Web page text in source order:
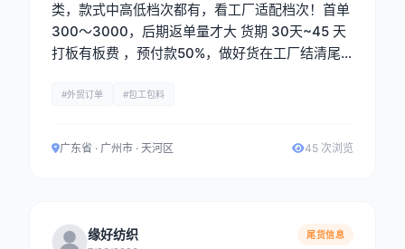
类，款式中高低档次都有，看工厂适配档次！首单
300～3000，后期返单量才大 货期 30天~45 天
打板有板费 ，预付款50%，做好货在工厂结清尾
8188479 《微信同号》
#外贸订单 #包工包料
广东省 · 广州市 · 天河区 45 次浏览
缘好纺织
尾货信息